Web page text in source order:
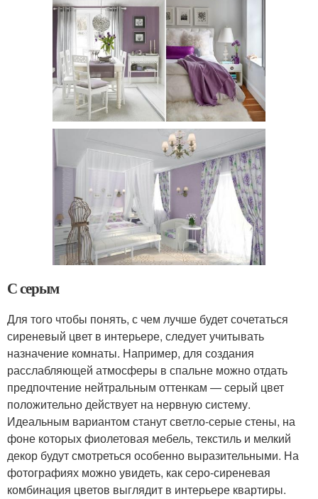
С серым
Для того чтобы понять, с чем лучше будет сочетаться
сиреневый цвет в интерьере, следует учитывать
назначение комнаты. Например, для создания
расслабляющей атмосферы в спальне можно отдать
предпочтение нейтральным оттенкам — серый цвет
положительно действует на нервную систему.
Идеальным вариантом станут светло-серые стены, на
фоне которых фиолетовая мебель, текстиль и мелкий
декор будут смотреться особенно выразительными. На
фотографиях можно увидеть, как серо-сиреневая
комбинация цветов выглядит в интерьере квартиры.